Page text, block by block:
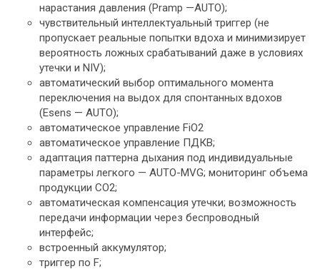
нарастания давления (Pramp —AUTO);
чувствительный интеллектуальный триггер (не
пропускает реальные попытки вдоха и минимизирует
вероятность ложных срабатываний даже в условиях
утечки и NIV);
автоматический выбор оптимального момента
переключения на выдох для спонтанных вдохов
(Esens — AUTO);
автоматическое управление FiO2
автоматическое управление ПДКВ;
адаптация паттерна дыхания под индивидуальные
параметры легкого — AUTO-MVG; мониторинг объема
продукции CO2;
автоматическая компенсация утечки; возможность
передачи информации через беспроводный
интерфейс;
встроенный аккумулятор;
триггер по F;